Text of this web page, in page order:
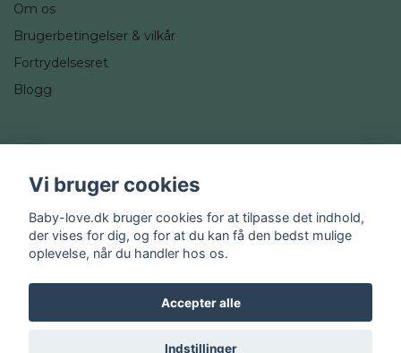
Om os
Brugerbetingelser & vilkår
Fortrydelsesret
Blogg
Instagram
© 2026 Baby-love.dk
Vi bruger cookies
Baby-love.dk bruger cookies for at tilpasse det indhold,
der vises for dig, og for at du kan få den bedst mulige
oplevelse, når du handler hos os.
Accepter alle
Indstillinger